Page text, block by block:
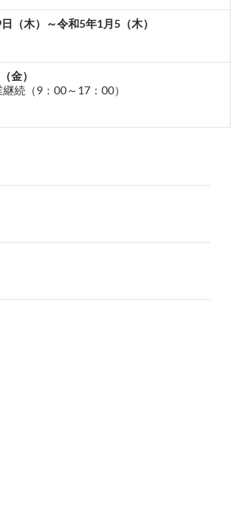
日（木）～令和5年1月5 （木）
金）
（9：00～17：00）